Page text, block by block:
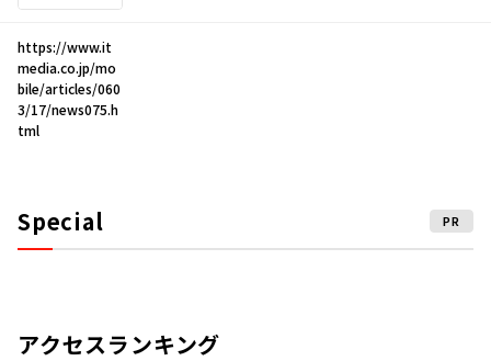
https://www.it
media.co.jp/mo
bile/articles/060
3/17/news075.h
tml
Special PR
アクセスランキング